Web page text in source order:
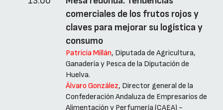
comerciales de los frutos rojos y
claves para mejorar su logística y
consumo
Patricia Millán, Diputada de Agricultura,
Ganadería y Pesca de la Diputación de
Huelva.
Álvaro González, Director general de la
Confederación Andaluza de Empresarios de
Alimentación y Perfumería (CAEA) -